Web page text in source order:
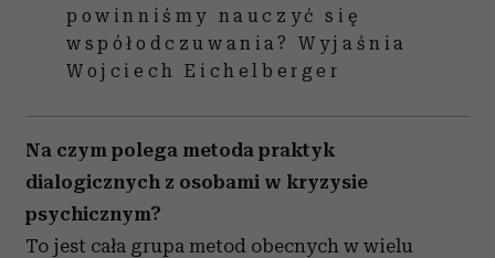
powinniśmy nauczyć się
współodczuwania? Wyjaśnia
Wojciech Eichelberger
Na czym polega metoda praktyk
dialogicznych z osobami w kryzysie
psychicznym?
To jest cała grupa metod obecnych w wielu